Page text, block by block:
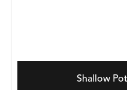
Shallow